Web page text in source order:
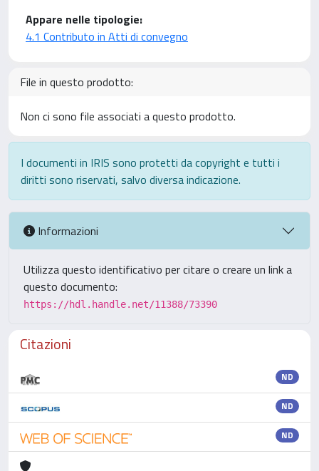
Appare nelle tipologie:
4.1 Contributo in Atti di convegno
File in questo prodotto:
Non ci sono file associati a questo prodotto.
I documenti in IRIS sono protetti da copyright e tutti i
diritti sono riservati, salvo diversa indicazione.
Informazioni
Utilizza questo identificativo per citare o creare un link a
questo documento:
https://hdl.handle.net/11388/73390
Citazioni
ND
ND
ND